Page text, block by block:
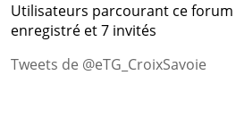
Utilisateurs parcourant ce
enregistré et 7 invités
Tweets de @eTG_CroixSavoie